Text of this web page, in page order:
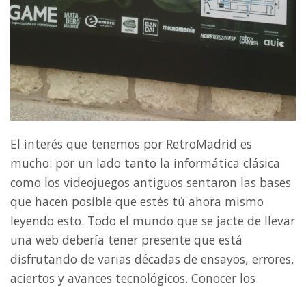
El interés que tenemos por RetroMadrid es
mucho: por un lado tanto la informática clásica
como los videojuegos antiguos sentaron las bases
que hacen posible que estés tú ahora mismo
leyendo esto. Todo el mundo que se jacte de llevar
una web debería tener presente que está
disfrutando de varias décadas de ensayos, errores,
aciertos y avances tecnológicos. Conocer los